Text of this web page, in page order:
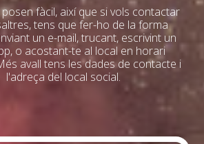
fàcil, així que si vols contactar
tens que fer-ho de la forma
un e-mail, trucant, escrivint un
o acostant-te al local en horari
avall tens les dades de contacte i
l'adreça del local social.